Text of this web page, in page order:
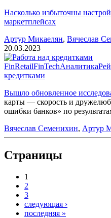
Насколько избыточны
маркетплейсах
Артур Микаелян, Вячеслав
20.03.2023
FinRetailFinTechАналитика
кредитками
Вышло обновленное
карты — скорость и
ошибки банков» по
Вячеслав Семенихин, Артур
Страницы
1
2
3
следующая ›
последняя »